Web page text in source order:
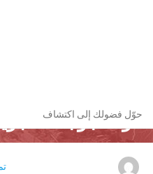
حوّل فضولك إلى اكتشاف